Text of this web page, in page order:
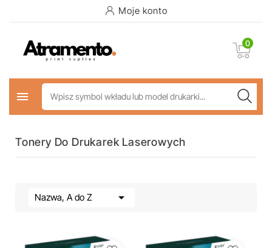
Moje konto
0

Tonery Do Drukarek Laserowych
Nazwa, A do Z 